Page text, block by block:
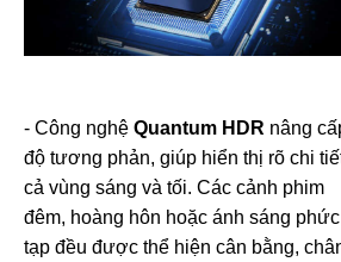
- Công nghệ Quantum HDR nâng
độ tương phản, giúp hiển thị rõ chi
cả vùng sáng và tối. Các cảnh phim
đêm, hoàng hôn hoặc ánh sáng phức
tạp đều được thể hiện cân bằng,